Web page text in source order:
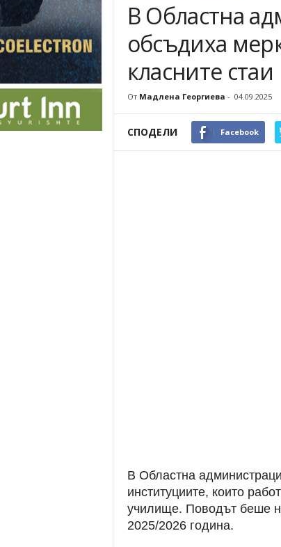
В Областна
обсъдиха
класните стаи
От Мадлена Георгиева - 04.09.2025
СПОДЕЛИ Facebook
В Областна
институциите, които
училище. Поводът беше
2025/2026 година.